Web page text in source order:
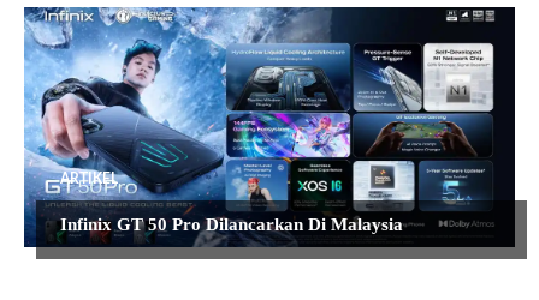
ARTIKEL
Infinix GT 50 Pro Dilancarkan Di Malaysia